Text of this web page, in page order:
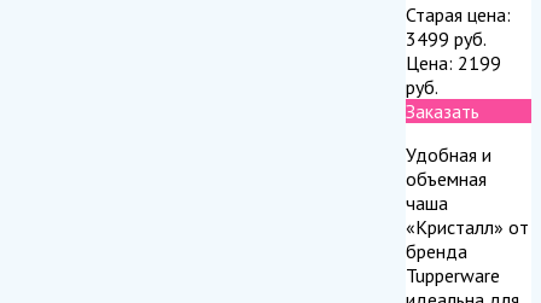
Старая цена:
3499 руб.
Цена: 2199
руб.
Заказать
Удобная и
объемная
чаша
«Кристалл» от
бренда
Tupperware